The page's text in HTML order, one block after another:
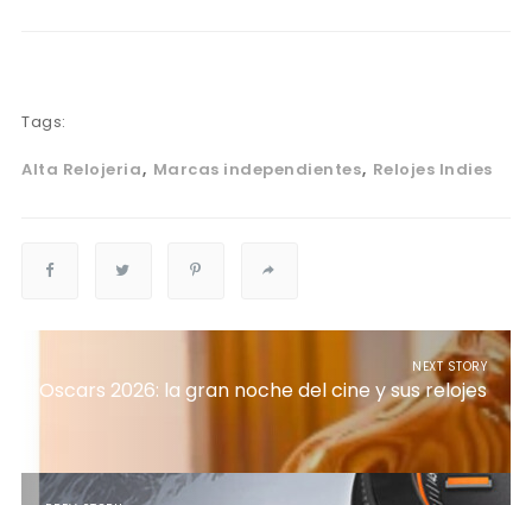
Tags:
Alta Relojeria Marcas independientes Relojes Indies
NEXT STORY
Oscars 2026: la gran noche del cine y sus relojes